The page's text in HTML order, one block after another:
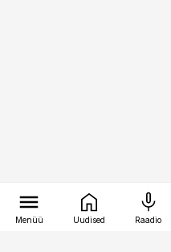
Menüü Uudised Raadio